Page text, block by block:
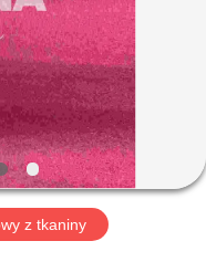
z tkaniny